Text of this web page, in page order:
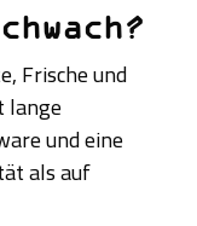
Frische und
lange
und eine
als auf